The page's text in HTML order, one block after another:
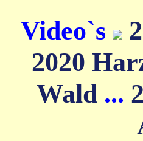
Video`s
2020
Wald ...